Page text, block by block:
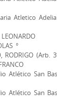
Atletico
°
RODRIGO (Arb.
Atlético San
Atlético San